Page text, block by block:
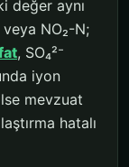
değer aynı
veya NO₂-N;
, SO₄²⁻
iyon
mevzuat
hatalı